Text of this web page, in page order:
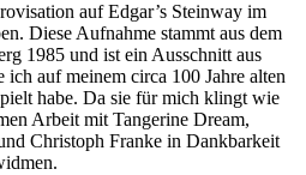
auf Edgar’s Steinway im
Diese Aufnahme stammt aus dem
1985 und ist ein Ausschnitt aus
auf meinem circa 100 Jahre alten
habe. Da sie für mich klingt wie
Arbeit mit Tangerine Dream,
Christoph Franke in Dankbarkeit